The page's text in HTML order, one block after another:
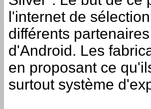
l'internet de
différents
d'Android. Les
en proposant ce
surtout système